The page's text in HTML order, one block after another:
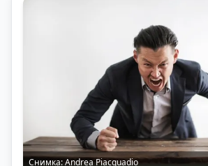
Снимка:Andrea Piacquadio